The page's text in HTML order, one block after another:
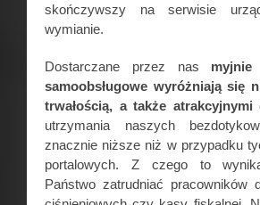
skończywszy na serwisie
wymianie.
Dostarczane przez nas myjnie
samoobsługowe wyróżniają się
trwałością, a także atrakcyjnymi
utrzymania naszych
znacznie niższe niż w przypadku
portalowych. Z czego to
Państwo zatrudniać pracowników